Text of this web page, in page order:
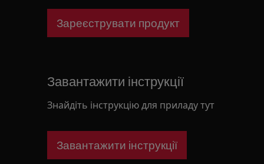
Зареєструвати продукт
Завантажити інструкції
Знайдіть інструкцію для приладу тут
Завантажити інструкції